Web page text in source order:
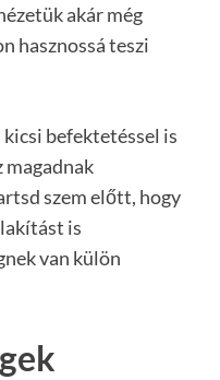
akár még
hasznossá teszi
kicsi befektetéssel is
magadnak
szem előtt, hogy
is
van külön